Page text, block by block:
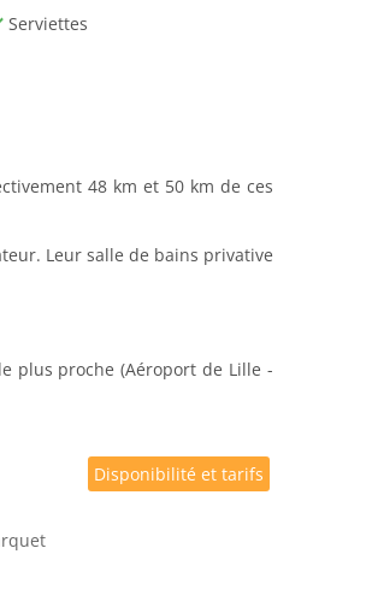
Serviettes
48 km et 50 km de ces
Leur salle de bains privative
plus proche (Aéroport de Lille -
Disponibilité et tarifs